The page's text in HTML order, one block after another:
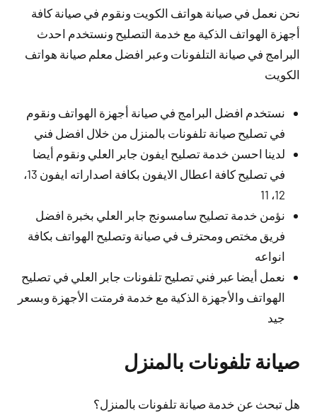
نحن نعمل في صيانة هواتف الكويت ونقوم في صيانة كافة
أجهزة الهواتف الذكية مع خدمة التصليح ونستخدم احدث
البرامج في صيانة التلفونات وعبر افضل معلم صيانة هواتف
الكويت
نستخدم افضل البرامج في صيانة أجهزة الهواتف ونقوم
في تصليح صيانة تلفونات بالمنزل من خلال افضل فني
لدينا احسن خدمة تصليح ايفون جابر العلي ونقوم أيضا
في تصليح كافة اعطال الايفون بكافة اصداراته ايفون 13،
12، 11
نؤمن خدمة تصليح سامسونج جابر العلي بخبرة افضل
فريق مختص ومحترف في صيانة وتصليح الهواتف بكافة
انواعه
نعمل أيضا عبر فني تصليح تلفونات جابر العلي في تصليح
الهواتف والأجهزة الذكية مع خدمة فرمتت الأجهزة وبسعر
جيد
صيانة تلفونات بالمنزل
هل تبحث عن خدمة صيانة تلفونات بالمنزل؟